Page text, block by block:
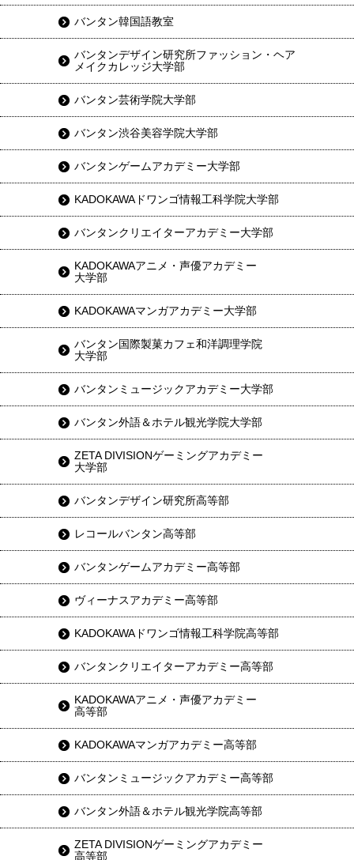
バンタン韓国語教室
バンタンデザイン研究所ファッション・ヘア
メイクカレッジ大学部
バンタン芸術学院大学部
バンタン渋谷美容学院大学部
バンタンゲームアカデミー大学部
KADOKAWAドワンゴ情報工科学院大学部
バンタンクリエイターアカデミー大学部
KADOKAWAアニメ・声優アカデミー
大学部
KADOKAWAマンガアカデミー大学部
バンタン国際製菓カフェ和洋調理学院
大学部
バンタンミュージックアカデミー大学部
バンタン外語＆ホテル観光学院大学部
ZETA DIVISIONゲーミングアカデミー
大学部
バンタンデザイン研究所高等部
レコールバンタン高等部
バンタンゲームアカデミー高等部
ヴィーナスアカデミー高等部
KADOKAWAドワンゴ情報工科学院高等部
バンタンクリエイターアカデミー高等部
KADOKAWAアニメ・声優アカデミー
高等部
KADOKAWAマンガアカデミー高等部
バンタンミュージックアカデミー高等部
バンタン外語＆ホテル観光学院高等部
ZETA DIVISIONゲーミングアカデミー
高等部